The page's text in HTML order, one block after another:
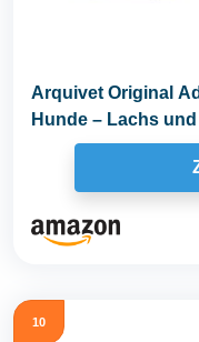
Arquivet Original
Hunde – Lachs
10